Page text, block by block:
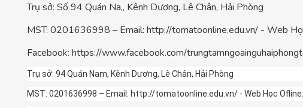
Trụ sở: Số 94 Quán Na,, Kênh Dương, Lê Chân, Hải Phòng
MST: 0201636998 – Email: http://tomatoonline.edu.vn/ - Web
Facebook: https://www.facebook.com/
Trụ sở: 94 Quán Nam, Kênh Dương, Lê Chân, Hải Phòng
MST: 0201636998 – Email: http://tomatoonline.edu.vn/ - Web Học